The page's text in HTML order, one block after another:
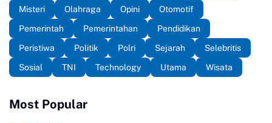
Misteri
Olahraga Opini
Otomotif
Pemerintah
Pemerintahan
Pendidikan
Peristiwa
Politik Polri Sejarah
Selebritis
Sosial
TNI Technology Utama Wisata
Most Popular